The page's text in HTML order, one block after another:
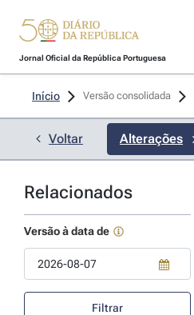
Jornal Oficial da República Portuguesa
Início Versão consolidada
Voltar Alterações
Relacionados
Versão à data de
Filtrar